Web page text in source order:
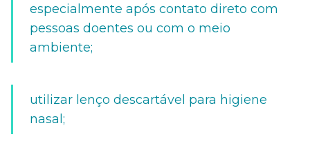
especialmente após contato direto com
pessoas doentes ou com o meio
ambiente;
utilizar lenço descartável para higiene
nasal;